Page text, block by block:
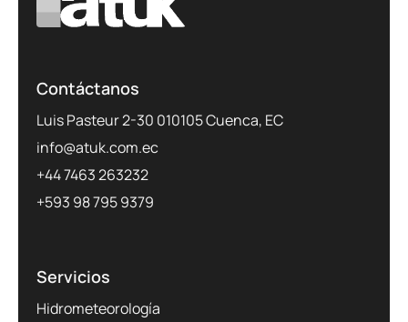
Contáctanos
Luis Pasteur 2-30 010105 Cuenca, EC
info@atuk.com.ec
+44 7463 263232
+593 98 795 9379
Servicios
Hidrometeorología